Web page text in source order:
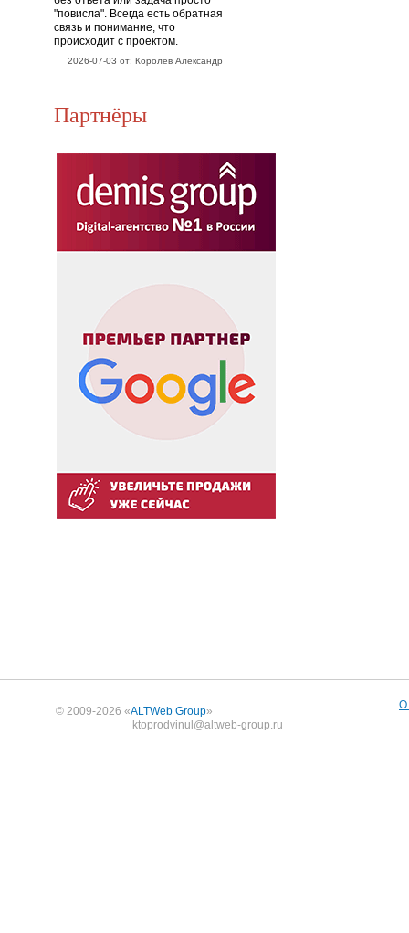
"повисла". Всегда есть обратная
связь и понимание, что
происходит с проектом.
2026-07-03 от: Королёв Александр
Партнёры
© 2009-2026 «ALTWeb Group»
ktoprodvinul@altweb-group.ru
О